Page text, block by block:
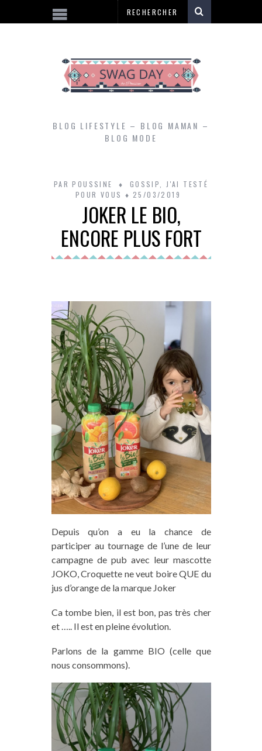
BLOG LIFESTYLE – BLOG MAMAN –
BLOG MODE
PAR POUSSINE GOSSIP
J'AI TESTÉ
POUR VOUS
25/03/2019
JOKER LE BIO,
ENCORE PLUS FORT
Depuis qu’on a eu la chance de
participer au tournage de l’une de leur
campagne de pub avec leur mascotte
JOKO, Croquette ne veut boire QUE du
jus d’orange de la marque Joker
Ca tombe bien, il est bon, pas très cher
et ….. Il est en pleine évolution.
Parlons de la gamme BIO (celle que
nous consommons).